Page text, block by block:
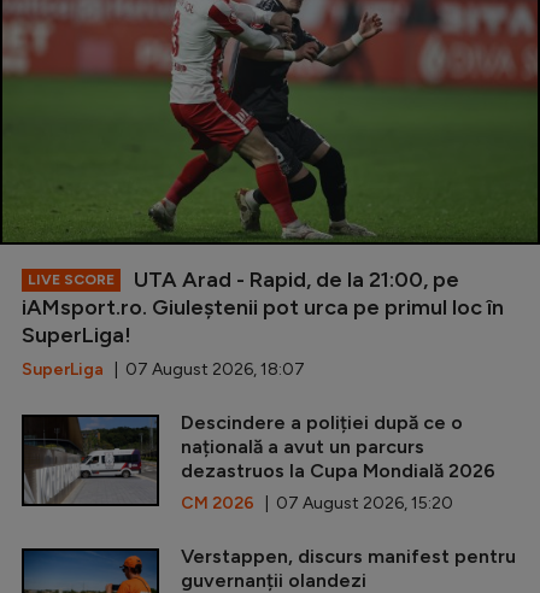
LIVE SCORE
UTA Arad - Rapid, de la 21:00, pe
iAMsport.ro. Giuleștenii pot urca pe primul loc în
SuperLiga!
SuperLiga | 07 August 2026, 18:07
Descindere a poliției după ce o
națională a avut un parcurs
dezastruos la Cupa Mondială 2026
CM 2026 | 07 August 2026, 15:20
Verstappen, discurs manifest pentru
guvernanții olandezi